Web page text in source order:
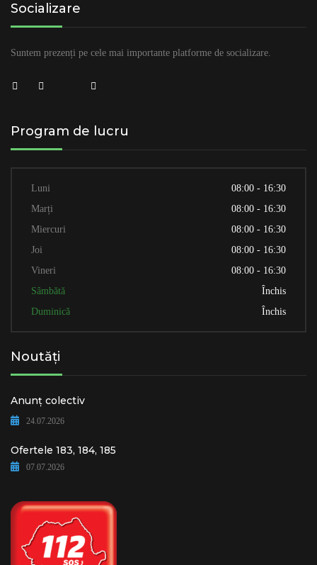
Socializare
Suntem prezenți pe cele mai importante platforme de socializare.
Program de lucru
Luni
08:00 - 16:30
Marți
08:00 - 16:30
Miercuri
08:00 - 16:30
Joi
08:00 - 16:30
Vineri
08:00 - 16:30
Sâmbătă
Închis
Duminică
Închis
Noutăți
Anunț colectiv
24.07.2026
Ofertele 183, 184, 185
07.07.2026